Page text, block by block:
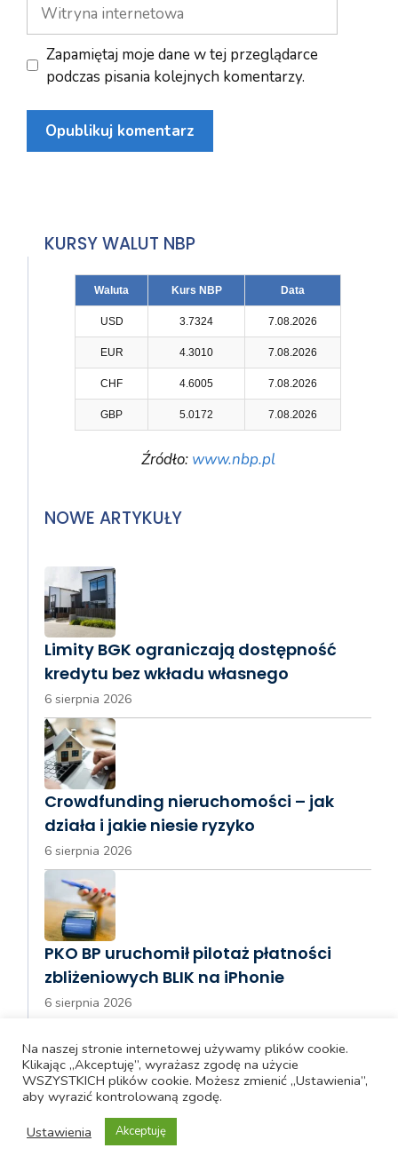
internetowa
Zapamiętaj moje dane w tej przeglądarce
podczas pisania kolejnych komentarzy.
KURSY WALUT NBP
Waluta Kurs NBP Data
USD 3.7324 7.08.2026
EUR 4.3010 7.08.2026
CHF 4.6005 7.08.2026
GBP 5.0172 7.08.2026
Źródło: www.nbp.pl
NOWE ARTYKUŁY
Limity BGK ograniczają dostępność
kredytu bez wkładu własnego
6 sierpnia 2026
Crowdfunding nieruchomości – jak
działa i jakie niesie ryzyko
6 sierpnia 2026
PKO BP uruchomił pilotaż płatności
zbliżeniowych BLIK na iPhonie
6 sierpnia 2026
Banki wysyłają aneksy do kredytów –
ważna decyzja dla klientów
Na naszej stronie internetowej używamy plików cookie.
Klikając „Akceptuję”, wyrażasz zgodę na użycie
WSZYSTKICH plików cookie. Możesz zmienić „Ustawienia”,
aby wyrazić kontrolowaną zgodę.
Ustawienia
Akceptuję